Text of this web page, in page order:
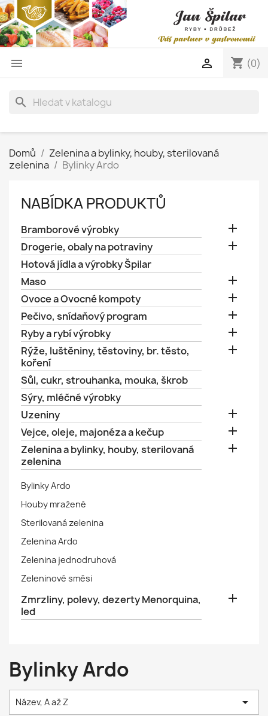
 shopping_cart (0)

search
Domů
Zelenina a bylinky, houby, sterilovaná
zelenina
Bylinky Ardo
NABÍDKA PRODUKTŮ
Bramborové výrobky 
Drogerie, obaly na potraviny 
Hotová jídla a výrobky Špilar
Maso

Ovoce a Ovocné kompoty 
Pečivo, snídaňový program 
Ryby a rybí výrobky 
Rýže, luštěniny, těstoviny, br. těsto,
koření

Sůl, cukr, strouhanka, mouka, škrob
Sýry, mléčné výrobky
Uzeniny

Vejce, oleje, majonéza a kečup 
Zelenina a bylinky, houby, sterilovaná
zelenina

Bylinky Ardo
Houby mražené
Sterilovaná zelenina
Zelenina Ardo
Zelenina jednodruhová
Zeleninové směsi
Zmrzliny, polevy, dezerty Menorquina,
led

Bylinky Ardo
Název, A až Z 